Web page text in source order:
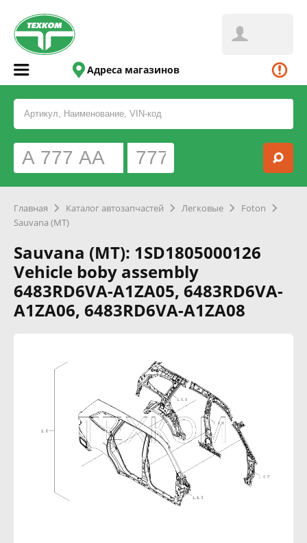
Адреса магазинов
Главная Каталог автозапчастей Легковые
Foton
Sauvana (MT)
Sauvana (MT): 1SD1805000126
Vehicle boby assembly
6483RD6VA-A1ZA05, 6483RD6VA-
A1ZA06, 6483RD6VA-A1ZA08